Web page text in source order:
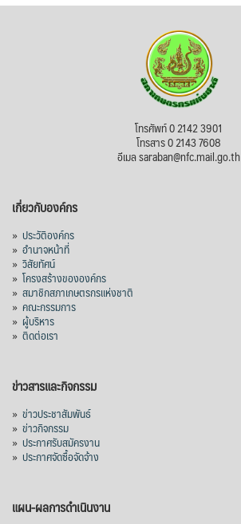
โทรศัพท์ 0 2142 3901
โทรสาร 0 2143 7608
อีเมล saraban@nfc.mail.go.th
เกี่ยวกับองค์กร
» ประวัติองค์กร
» อำนาจหน้าที่
» วิสัยทัศน์
» โครงสร้างขององค์กร
» สมาชิกสภาเกษตรกรแห่งชาติ
» คณะกรรมการ
» ผู้บริหาร
» ติดต่อเรา
ข่าวสารและกิจกรรม
» ข่าวประชาสัมพันธ์
» ข่าวกิจกรรม
» ประกาศรับสมัครงาน
» ประกาศจัดซื้อจัดจ้าง
แผน-ผลการดำเนินงาน